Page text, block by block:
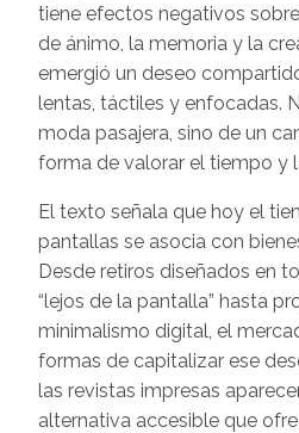
tiene efectos negativos
de ánimo, la memoria y la
emergió un deseo
lentas, táctiles y enfocadas.
moda pasajera, sino de un
forma de valorar el tiempo y
El texto señala que hoy el
pantallas se asocia con
Desde retiros diseñados en
“lejos de la pantalla” hasta
minimalismo digital, el
formas de capitalizar ese
las revistas impresas
alternativa accesible que